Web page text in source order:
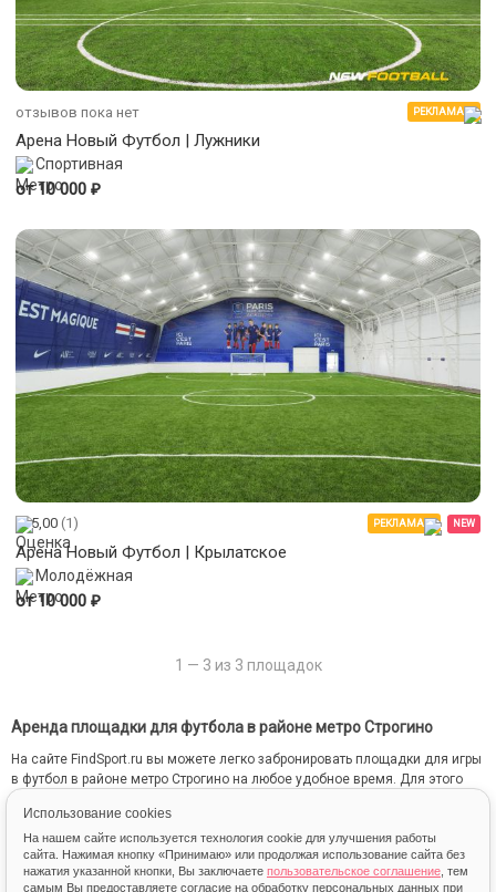
Использование cookies
На нашем сайте используется технология cookie для улучшения работы
сайта. Нажимая кнопку «Принимаю» или продолжая использование сайта без
нажатия указанной кнопки, Вы заключаете пользовательское соглашение , тем
самым Вы предоставляете согласие на обработку персональных данных при
отзывов пока нет РЕКЛАМА
Арена Новый Футбол | Лужники
Спортивная
от 10 000 ₽
5,00 (1) РЕКЛАМА NEW
Арена Новый Футбол | Крылатское
Молодёжная
от 10 000 ₽
1 — 3 из 3 площадок
Аренда площадки для футбола в районе метро Строгино
На сайте FindSport.ru вы можете легко забронировать площадки для игры
в футбол в районе метро Строгино на любое удобное время. Для этого
на карте до фотографий и стоимости занятий.